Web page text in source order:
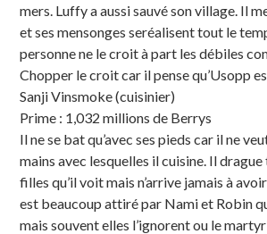
mers. Luffy a aussi sauvé son village. Il
et ses mensonges seréalisent tout le
personne ne le croit à part les débiles
Chopper le croit car il pense qu’Usopp
Sanji Vinsmoke (cuisinier)
Prime : 1,032 millions de Berrys
Il ne se bat qu’avec ses pieds car il ne
mains avec lesquelles il cuisine. Il
filles qu’il voit mais n’arrive jamais à
est beaucoup attiré par Nami et Robin
mais souvent elles l’ignorent ou le